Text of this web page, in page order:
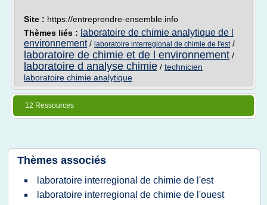
Site : https://entreprendre-ensemble.info
Thèmes liés : laboratoire de chimie analytique de l
environnement/ laboratoire interregional de chimie de l'est/
laboratoire de chimie et de l environnement /
laboratoire d analyse chimie / technicien
laboratoire chimie analytique
12 Ressources
Thèmes associés
laboratoire interregional de chimie de l'est
laboratoire interregional de chimie de l'ouest